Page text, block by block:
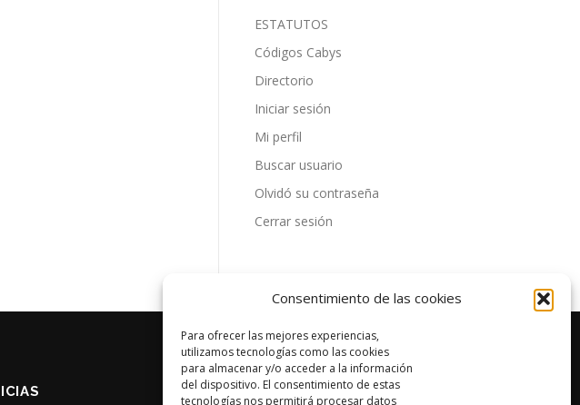
Consentimiento de las cookies
Para ofrecer las mejores experiencias,
utilizamos tecnologías como las cookies
para almacenar y/o acceder a la información
del dispositivo. El consentimiento de estas
tecnologías nos permitirá procesar datos
ESTATUTOS
Códigos Cabys
Directorio
Iniciar sesión
Mi perfil
Buscar usuario
Olvidó su contraseña
Cerrar sesión